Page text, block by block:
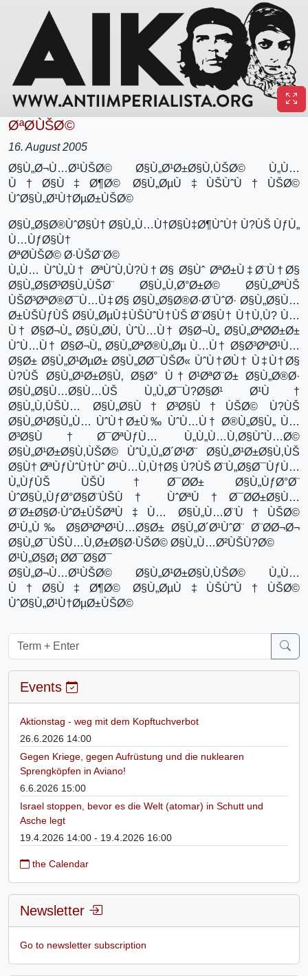
ØªØ­ÙŠØ©
16. August 2005
Ø§Ù„Ø¬Ù…Ø¹ÙŠØ© Ø§Ù„Ø¹Ø±Ø§Ù‚ÙŠØ© Ù„Ù…
Ù†Ø§Ù‡Ø¶Ø© Ø§Ù„ØµÙ‡ÙŠÙˆÙ†ÙŠØ©
ÙˆØ§Ù„Ø¹Ù†ØµØ±ÙŠØ©
Ø§Ù„Ø§Ø®ÙˆØ§Ù† Ø§Ù„Ù…Ù†Ø§Ù‡Ø¶ÙˆÙ† Ù?ÙŠ ÙƒÙ„
Ù…ÙƒØ§Ù†
ØªØ­ÙŠØ© Ø·ÙŠØ¨Ø©
Ù„Ù… ÙˆÙ„Ù† ØªÙˆÙ‚Ù?Ù†Ø§ Ø§Ùˆ ØªØ±Ù‡Ø¨Ù†Ø§
Ø§Ù„Ø§Ø³Ø§Ù„ÙŠØ¨ Ø§Ù„Ù‚Ø°Ø±Ø© Ø§Ù„ØªÙŠ
ÙŠØ³ØªØ®Ø¯Ù…Ù‡Ø§ Ø§Ù„Ø§Ø®Ø·Ø¨ÙˆØ· Ø§Ù„Ø§Ù…
Ø±ÙŠÙƒÙŠ Ø§Ù„ØµÙ‡ÙŠÙˆÙ†ÙŠ Ø¨Ø§Ù† Ù†Ù‚Ù? Ù…
Ù† Ø§Ø¬Ù„ Ø§Ù„Ø­Ù‚ ÙˆÙ…Ù† Ø§Ø¬Ù„ Ø§Ù„ØªØ­Ø±Ø±
ÙˆÙ…Ù† Ø§Ø¬Ù„ Ø§Ù„ØªØ®Ù„Øµ Ù…Ù† Ø§Ø³ØªØ¹Ù…
Ø§Ø± Ø§Ù„Ø¹ØµØ± Ø§Ù„Ø­Ø¯ÙŠØ« ÙˆÙ†Ø­Ù† Ù‡Ù†Ø§
Ù?ÙŠ Ø§Ù„Ø¹Ø±Ø§Ù‚ Ø§Ø° Ù†Ø¹ØªØ¨Ø± Ø§Ù„Ø®Ø·
Ø§Ù„Ø§Ù…Ø§Ù…ÙŠ Ù„Ù„Ø¯Ù?Ø§Ø¹ Ø¹Ù†
Ø§Ù„Ù‚ÙŠÙ… Ø§Ù„Ø§Ù†Ø³Ø§Ù†ÙŠØ© Ù?ÙŠ
Ø§Ù„Ø¹Ø§Ù„Ù… ÙˆÙ†Ø±Ù‰ ÙˆÙ…Ù† Ø®Ù„Ø§Ù„ Ù…
Ø³Ø§Ù†Ø¯ØªÙƒÙ… Ù„Ù„Ù…Ù‚Ø§ÙˆÙ…Ø©
Ø§Ù„Ø¹Ø±Ø§Ù‚ÙŠØ© ÙˆÙ„Ù„Ø´Ø¹Ø¨ Ø§Ù„Ø¹Ø±Ø§Ù‚ÙŠ
Ø§Ù† ØªÙƒÙˆÙ†Ùˆ Ø¹Ù…Ù‚Ù†Ø§ Ù?ÙŠ Ø¨Ù„Ø§Ø¯ÙƒÙ…
Ù„ÙƒÙŠ ÙŠÙ†Ø¯Ø­Ø± Ø§Ù„ÙƒØ°Ø¨
ÙˆØ§Ù„ÙƒØ°Ø§Ø¨ÙŠÙ† ÙˆØªÙ†Ø¯Ø­Ø±Ø§Ù…
Ø¨Ø±Ø§Ø·ÙˆØ±ÙŠØªÙ‡Ù… Ø§Ù„Ù…Ø¨Ù†ÙŠØ©
Ø¹Ù„Ù‰ Ø§Ø³ØªØ¹Ù…Ø§Ø± Ø§Ù„Ø´Ø¹ÙˆØ¨ Ø¨Ø­Ø¬Ø¬
Ø§Ù„Ø¯ÙŠÙ…Ù‚Ø±Ø§Ø·ÙŠØ© Ø§Ù„Ù…Ø²ÙŠÙ?Ø©
Ø¹Ù„Ø§Ø¡ Ø­Ø¯Ø§Ø¯
Ø§Ù„Ø¬Ù…Ø¹ÙŠØ© Ø§Ù„Ø¹Ø±Ø§Ù‚ÙŠØ© Ù„Ù…
Ù†Ø§Ù‡Ø¶Ø© Ø§Ù„ØµÙ‡ÙŠÙˆÙ†ÙŠØ©
ÙˆØ§Ù„Ø¹Ù†ØµØ±ÙŠØ©
Events
Aktionstag - weg mit dem Kopftuchverbot
26.6.2026 14:00
Gegen Kriege, gegen Aufrüstung und die nuklearen
Sprengköpfen in Aviano!
6.6.2026 15:00
Israel stoppen, bevor es die Welt (atomar) in Schutt und
Asche legt
19.4.2026 14:00 - 19.4.2026 16:00
the Calendar
Newsletter
Go to newsletter subscription